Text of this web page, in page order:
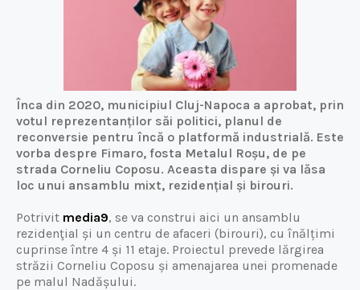
Înca din 2020, municipiul Cluj-Napoca a aprobat, prin
votul reprezentanților săi politici, planul de
reconversie pentru încă o platformă industrială. Este
vorba despre Fimaro, fosta Metalul Roșu, de pe
strada Corneliu Coposu. Aceasta dispare și va lăsa
loc unui ansamblu mixt, rezidențial și birouri.
Potrivit media9, se va construi aici un ansamblu
rezidenţial și un centru de afaceri (birouri), cu înălțimi
cuprinse între 4 și 11 etaje. Proiectul prevede lărgirea
străzii Corneliu Coposu și amenajarea unei promenade
pe malul Nadășului.